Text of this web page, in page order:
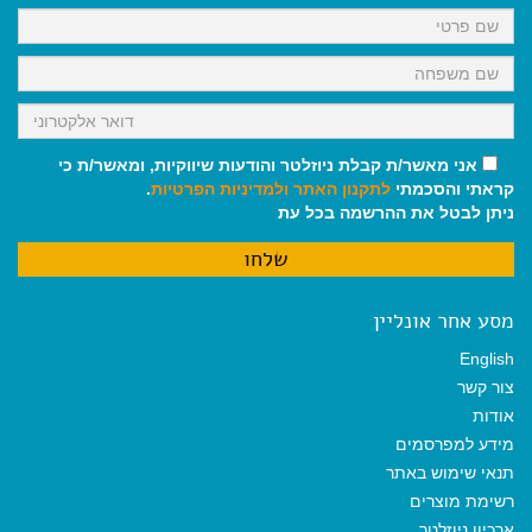
k
p
m
אני מאשר/ת קבלת ניוזלטר והודעות שיווקיות, ומאשר/ת כי
קראתי והסכמתי לתקנון האתר ולמדיניות הפרטיות.
ניתן לבטל את ההרשמה בכל עת
מסע אחר אונליין
English
צור קשר
אודות
מידע למפרסמים
תנאי שימוש באתר
רשימת מוצרים